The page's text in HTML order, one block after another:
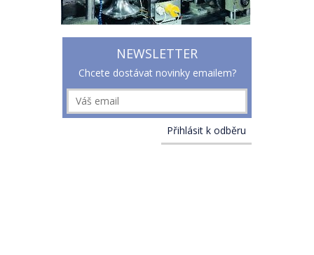
NEWSLETTER
Chcete dostávat novinky emailem?